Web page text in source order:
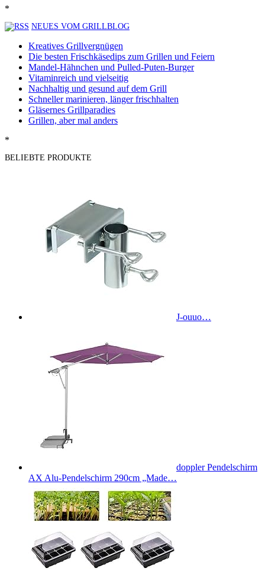
*
NEUES VOM GRILLBLOG
Kreatives Grillvergnügen
Die besten Frischkäsedips zum Grillen und Feiern
Mandel-Hähnchen und Pulled-Puten-Burger
Vitaminreich und vielseitig
Nachhaltig und gesund auf dem Grill
Schneller marinieren, länger frischhalten
Gläsernes Grillparadies
Grillen, aber mal anders
*
BELIEBTE PRODUKTE
J-ouuo…
doppler Pendelschirm
AX Alu-Pendelschirm 290cm „Made…